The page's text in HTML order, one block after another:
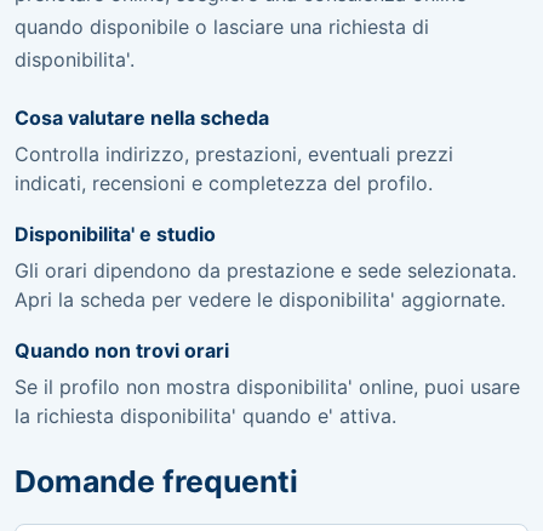
quando disponibile o lasciare una richiesta di
disponibilita'.
Cosa valutare nella scheda
Controlla indirizzo, prestazioni, eventuali prezzi
indicati, recensioni e completezza del profilo.
Disponibilita' e studio
Gli orari dipendono da prestazione e sede selezionata.
Apri la scheda per vedere le disponibilita' aggiornate.
Quando non trovi orari
Se il profilo non mostra disponibilita' online, puoi usare
la richiesta disponibilita' quando e' attiva.
Domande frequenti